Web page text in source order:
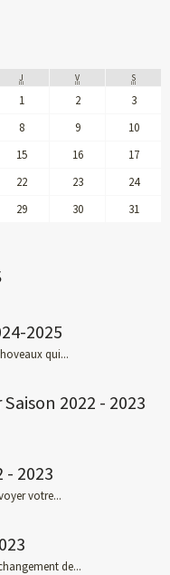
J V S
1 2
3
8 9
10
15 16
17
22 23
24
29 30 31
2025
qui...
Saison 2022 - 2023
- 2023
votre...
de...